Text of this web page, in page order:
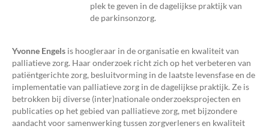
plek te geven in de dagelijkse praktijk van
de parkinsonzorg.
Yvonne Engels is hoogleraar in de organisatie en kwaliteit van
palliatieve zorg. Haar onderzoek richt zich op het verbeteren van
patiëntgerichte zorg, besluitvorming in de laatste levensfase en de
implementatie van palliatieve zorg in de dagelijkse praktijk. Ze is
betrokken bij diverse (inter)nationale onderzoeksprojecten en
publicaties op het gebied van palliatieve zorg, met bijzondere
aandacht voor samenwerking tussen zorgverleners en kwaliteit